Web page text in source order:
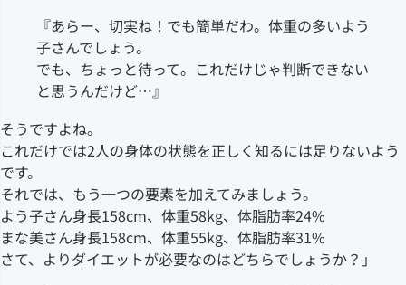
『あらー、切実ね！でも簡単だわ。体重の多いよう
子さんでしょう。
でも、ちょっと待って。これだけじゃ判断できない
と思うんだけど…』
そうですよね。
これだけでは2人の身体の状態を正しく知るには足りないよう
です。
それでは、もう一つの要素を加えてみましょう。
よう子さん身長158cm、体重58kg、体脂肪率24%
まな美さん身長158cm、体重55kg、体脂肪率31%
さて、よりダイエットが必要なのはどちらでしょうか？」